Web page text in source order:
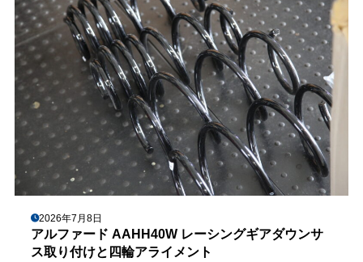
2026年7月8日
アルファード AAHH40W レーシングギアダウンサ
ス取り付けと四輪アライメント